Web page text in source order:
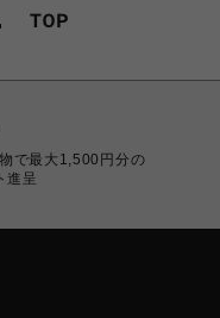
で最大1,500円分の
進呈